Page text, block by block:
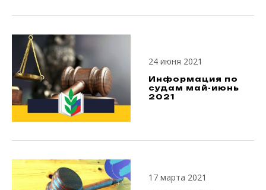
24 июня 2021
Информация по
судам май-июнь
2021
17 марта 2021